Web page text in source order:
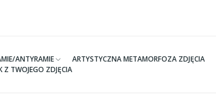
ANTYRAMIE ARTYSTYCZNA METAMORFOZA ZDJĘCIA
Z TWOJEGO ZDJĘCIA